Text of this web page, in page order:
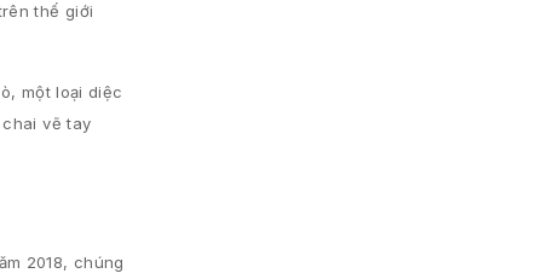
thế giới
một loại diệc
vẽ tay
2018, chúng